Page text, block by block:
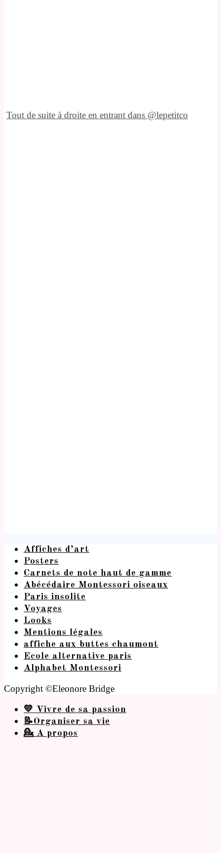
Tout de suite à droite en entrant dans @lepetitco
Affiches d’art
Posters
Carnets de note haut de gamme
Abécédaire Montessori oiseaux
Paris insolite
Voyages
Looks
Mentions légales
affiche aux buttes chaumont
Ecole alternative paris
Alphabet Montessori
Copyright ©Eleonore Bridge
💛 Vivre de sa passion
📝Organiser sa vie
💁 A propos